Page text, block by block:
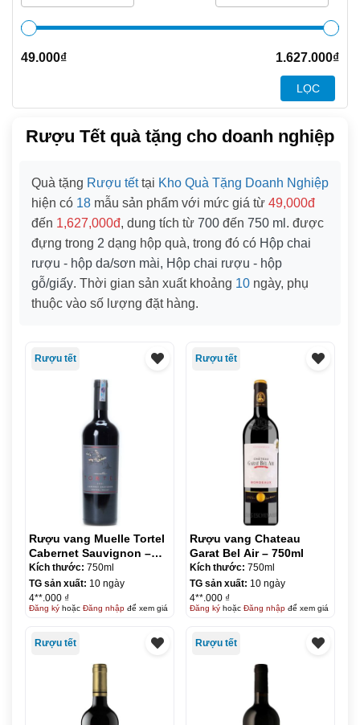
49.000₫ 1.627.000₫
LỌC
Rượu Tết quà tặng cho doanh nghiệp
Quà tặng Rượu tếttại Kho Quà Tặng Doanh Nghiệp
hiện có 18 mẫu sản phẩm với mức giá từ 49,000đ
đến 1,627,000đ, dung tích từ 700 đến 750 ml . được
đựng trong 2 dạng hộp quà, trong đó có Hộp chai
rượu - hộp da/sơn mài, Hộp chai rượu - hộp
gỗ/giấy. Thời gian sản xuất khoảng 10 ngày, phụ
thuộc vào số lượng đặt hàng.
Rượu tết
Rượu vang Muelle Tortel
Cabernet Sauvignon –
750ml
Kích thước: 750ml
TG sản xuất: 10 ngày
4**.000 ₫
Đăng kýhoặc Đăng nhậpđể xem giá
Rượu tết
Rượu vang Chateau
Garat Bel Air – 750ml
Kích thước: 750ml
TG sản xuất: 10 ngày
4**.000 ₫
Đăng kýhoặc Đăng nhậpđể xem giá
Rượu tết Rượu tết